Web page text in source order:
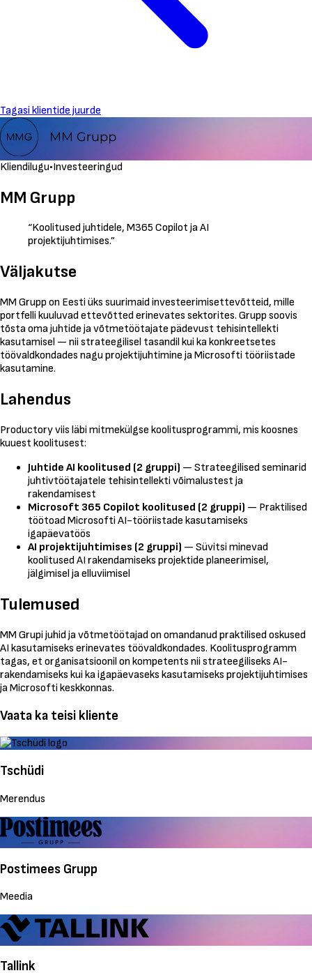
Tagasi klientide juurde
Kliendilugu•Investeeringud
MM Grupp
“Koolitused juhtidele, M365 Copilot ja AI
projektijuhtimises.”
Väljakutse
MM Grupp on Eesti üks suurimaid investeerimisettevõtteid, mille
portfelli kuuluvad ettevõtted erinevates sektorites. Grupp soovis
tõsta oma juhtide ja võtmetöötajate pädevust tehisintellekti
kasutamisel — nii strateegilisel tasandil kui ka konkreetsetes
töövaldkondades nagu projektijuhtimine ja Microsofti tööriistade
kasutamine.
Lahendus
Productory viis läbi mitmekülgse koolitusprogrammi, mis koosnes
kuuest koolitusest:
Juhtide AI koolitused (2 gruppi) — Strateegilised seminarid
juhtivtöötajatele tehisintellekti võimalustest ja
rakendamisest
Microsoft 365 Copilot koolitused (2 gruppi) — Praktilised
töötoad Microsofti AI-tööriistade kasutamiseks
igapäevatöös
AI projektijuhtimises (2 gruppi) — Süvitsi minevad
koolitused AI rakendamiseks projektide planeerimisel,
jälgimisel ja elluviimisel
Tulemused
MM Grupi juhid ja võtmetöötajad on omandanud praktilised oskused
AI kasutamiseks erinevates töövaldkondades. Koolitusprogramm
tagas, et organisatsioonil on kompetents nii strateegiliseks AI-
rakendamiseks kui ka igapäevaseks kasutamiseks projektijuhtimises
ja Microsofti keskkonnas.
Vaata ka teisi kliente
Tschüdi
Merendus
Postimees Grupp
Meedia
Tallink